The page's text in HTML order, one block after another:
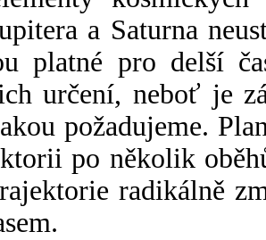
a Saturna
platné pro delší
určení, neboť je
požadujeme.
po několik
radikálně